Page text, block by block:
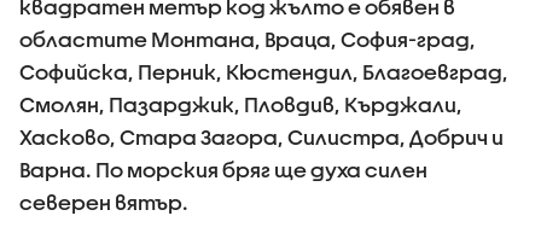
квадратен метър код жълто е обявен в
областите Монтана, Враца, София-град,
Софийска, Перник, Кюстендил, Благоевград,
Смолян, Пазарджик, Пловдив, Кърджали,
Хасково, Стара Загора, Силистра, Добрич и
Варна. По морския бряг ще духа силен
северен вятър.